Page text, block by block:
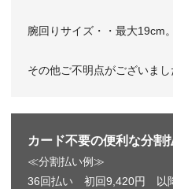
腕回りサイズ・・最大19cm。
その他ご不明点がございまし
カード不要の便利な分割
≪分割払い例≫
36回払い 初回9,420円 以